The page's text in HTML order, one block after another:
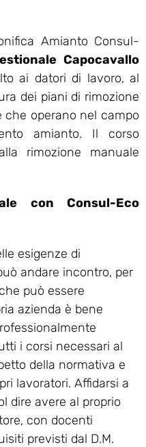
Amianto Consul-
Capocavallo
ai datori di lavoro, al
dei piani di rimozione
operano nel campo
amianto. Il corso
rimozione manuale
con Consul-Eco
esigenze di
andare incontro, per
può essere
azienda è bene
i corsi necessari al
della normativa e
lavoratori. Affidarsi a
dire avere al proprio
con docenti
previsti dal D.M.